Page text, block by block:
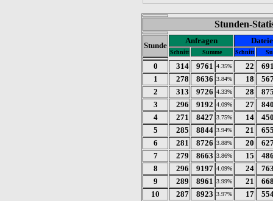
Stunden-
Stunde
Anfragen
Schnitt Summe Schnitt
0 314 9761 4.35% 22
1
278 8636 3.84% 18
2
313 9726 4.33% 28
3
296 9192 4.09% 27
4
271 8427 3.75% 14
5
285 8844 3.94% 21
6
281 8726 3.88% 20
7
279 8663 3.86% 15
8
296 9197 4.09% 24
9
289 8961 3.99% 21
10
287 8923 3.97% 17